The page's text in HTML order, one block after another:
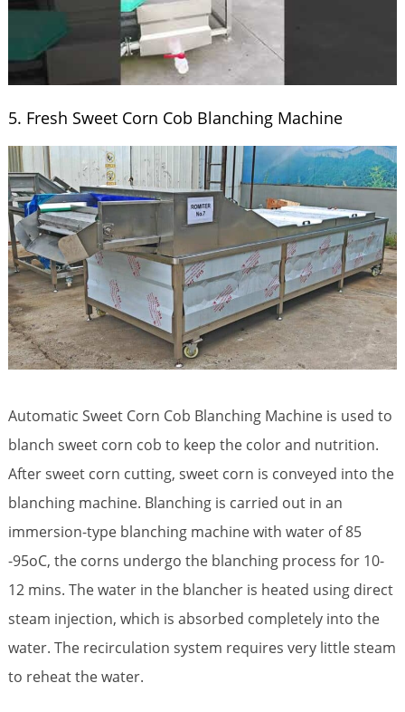
5. Fresh Sweet Corn Cob Blanching Machine
Automatic Sweet Corn Cob Blanching Machine is used to
blanch sweet corn cob to keep the color and nutrition.
After sweet corn cutting, sweet corn is conveyed into the
blanching machine. Blanching is carried out in an
immersion-type blanching machine with water of 85
-95oC, the corns undergo the blanching process for 10-
12 mins. The water in the blancher is heated using direct
steam injection, which is absorbed completely into the
water. The recirculation system requires very little steam
to reheat the water.